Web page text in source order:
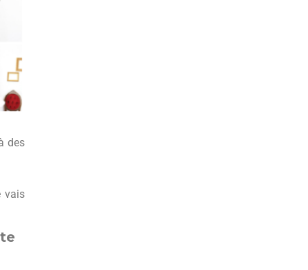
des
vais